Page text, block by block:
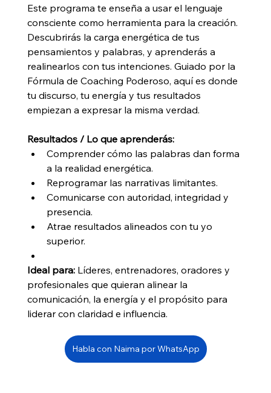
Este programa te enseña a usar el lenguaje
consciente como herramienta para la creación.
Descubrirás la carga energética de tus
pensamientos y palabras, y aprenderás a
realinearlos con tus intenciones. Guiado por la
Fórmula de Coaching Poderoso, aquí es donde
tu discurso, tu energía y tus resultados
empiezan a expresar la misma verdad.
Resultados / Lo que aprenderás:
Comprender cómo las palabras dan forma
a la realidad energética.
Reprogramar las narrativas limitantes.
Comunicarse con autoridad, integridad y
presencia.
Atrae resultados alineados con tu yo
superior.
Ideal para: Líderes, entrenadores, oradores y
profesionales que quieran alinear la
comunicación, la energía y el propósito para
liderar con claridad e influencia.
Habla con Naima por WhatsApp